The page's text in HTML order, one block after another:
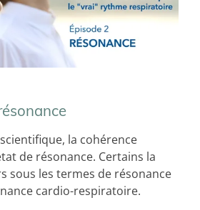
la cohérence
de résonance. Certains la
sous les termes de résonance
cardio-respiratoire.